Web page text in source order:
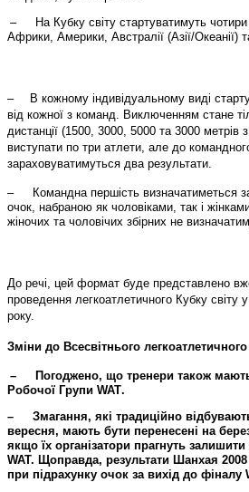
–
На Кубку світу стартуватимуть
Африки, Америки, Австралії (Азії/Океанії)
–
В кожному індивідуальному виді
від кожної з команд. Виключенням стане
дистанції (1500, 3000, 5000 та 3000
виступати по три атлети , але до
зараховуватимуться два результати.
–
Командна першість визначатиметься
очок, набраною як чоловіками, так і
жіночих та чоловічих збірних не
До речі, цей формат буде представлено
проведення легкоатлетичного Кубку світу
року.
Зміни до Всесвітнього легкоатлетичного
–
Погоджено, що тренери також
Робочої Групи WAT.
–
Змагання, які традиційно
вересня, мають бути перенесені на
якщо їх організатори прагнуть залишити
WAT. Щоправда, результати Шанхая
при підрахунку очок за вихід до фіналу